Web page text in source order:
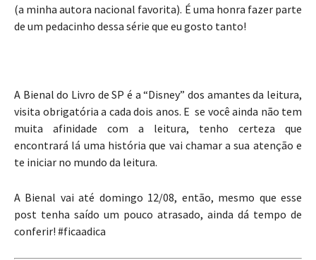
(a minha autora nacional favorita). É uma honra fazer parte
de um pedacinho dessa série que eu gosto tanto!
A Bienal do Livro de SP é a “Disney” dos amantes da leitura,
visita obrigatória a cada dois anos. E se você ainda não tem
muita afinidade com a leitura, tenho certeza que
encontrará lá uma história que vai chamar a sua atenção e
te iniciar no mundo da leitura.
A Bienal vai até domingo 12/08, então, mesmo que esse
post tenha saído um pouco atrasado, ainda dá tempo de
conferir! #ficaadica